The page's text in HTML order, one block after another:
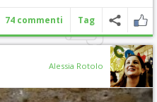
74 commenti Tag
Alessia Rotolo